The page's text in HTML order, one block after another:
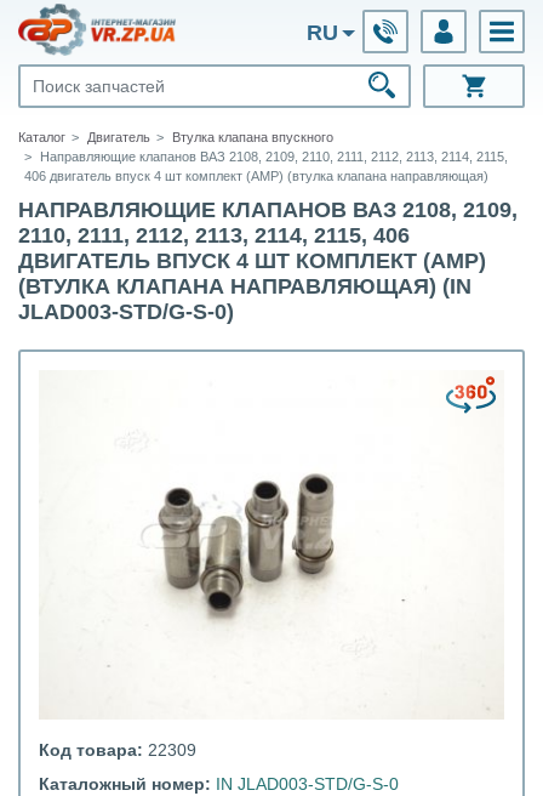
RU
Каталог Двигатель
Втулка клапана впускного
Направляющие клапанов ВАЗ 2108, 2109, 2110, 2111, 2112, 2113, 2114, 2115,
406 двигатель впуск 4 шт комплект (АМР) (втулка клапана направляющая)
НАПРАВЛЯЮЩИЕ КЛАПАНОВ ВАЗ 2108, 2109,
2110, 2111, 2112, 2113, 2114, 2115, 406
ДВИГАТЕЛЬ ВПУСК 4 ШТ КОМПЛЕКТ (АМР)
(ВТУЛКА КЛАПАНА НАПРАВЛЯЮЩАЯ) (IN
JLAD003-STD/G-S-0)
Код товара: 22309
Каталожный номер: IN JLAD003-STD/G-S-0